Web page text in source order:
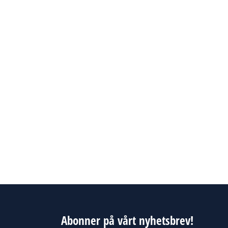
Abonner på vårt nyhetsbrev!